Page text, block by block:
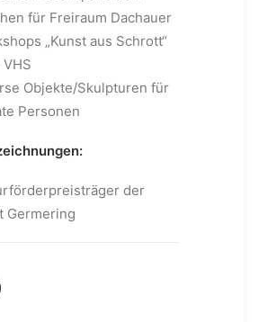
für Freiraum Dachauer
„Kunst aus Schrott“
Objekte/Skulpturen für
Personen
der
Germering